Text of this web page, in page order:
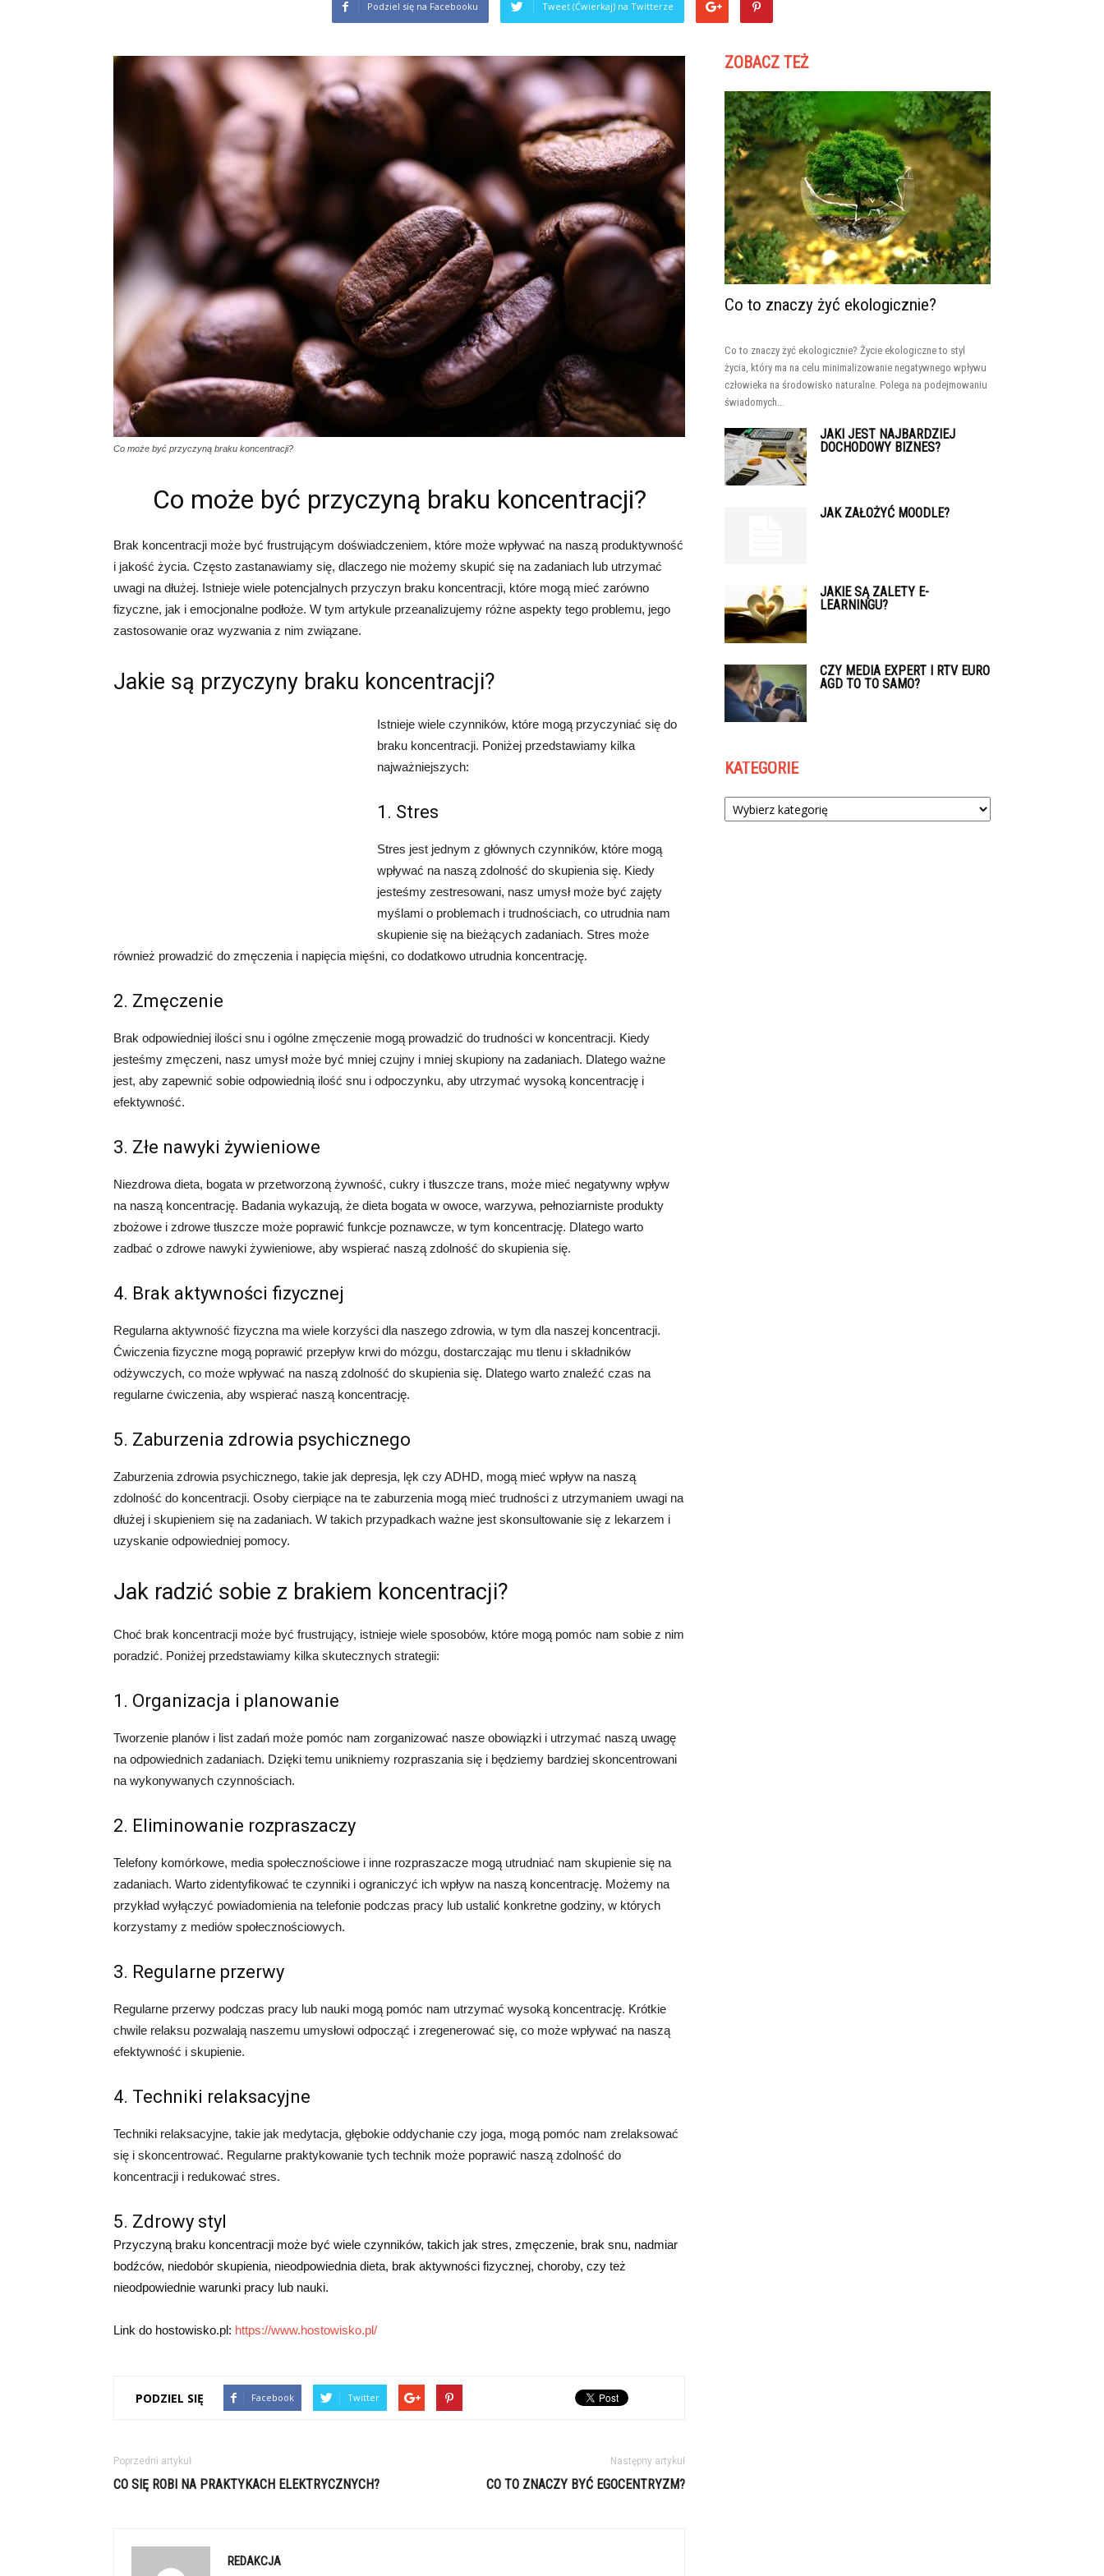
Podziel się na Facebooku Tweet (Ćwierkaj) na Twitterze
Co może być przyczyną braku koncentracji?
Co może być przyczyną braku koncentracji?
Brak koncentracji może być frustrującym doświadczeniem, które może wpływać na naszą produktywność
i jakość życia. Często zastanawiamy się, dlaczego nie możemy skupić się na zadaniach lub utrzymać
uwagi na dłużej. Istnieje wiele potencjalnych przyczyn braku koncentracji, które mogą mieć zarówno
fizyczne, jak i emocjonalne podłoże. W tym artykule przeanalizujemy różne aspekty tego problemu, jego
zastosowanie oraz wyzwania z nim związane.
Jakie są przyczyny braku koncentracji?
Istnieje wiele czynników, które mogą przyczyniać się do
braku koncentracji. Poniżej przedstawiamy kilka
najważniejszych:
1. Stres
Stres jest jednym z głównych czynników, które mogą
wpływać na naszą zdolność do skupienia się. Kiedy
jesteśmy zestresowani, nasz umysł może być zajęty
myślami o problemach i trudnościach, co utrudnia nam
skupienie się na bieżących zadaniach. Stres może
również prowadzić do zmęczenia i napięcia mięśni, co dodatkowo utrudnia koncentrację.
2. Zmęczenie
Brak odpowiedniej ilości snu i ogólne zmęczenie mogą prowadzić do trudności w koncentracji. Kiedy
jesteśmy zmęczeni, nasz umysł może być mniej czujny i mniej skupiony na zadaniach. Dlatego ważne
jest, aby zapewnić sobie odpowiednią ilość snu i odpoczynku, aby utrzymać wysoką koncentrację i
efektywność.
3. Złe nawyki żywieniowe
Niezdrowa dieta, bogata w przetworzoną żywność, cukry i tłuszcze trans, może mieć negatywny wpływ
na naszą koncentrację. Badania wykazują, że dieta bogata w owoce, warzywa, pełnoziarniste produkty
zbożowe i zdrowe tłuszcze może poprawić funkcje poznawcze, w tym koncentrację. Dlatego warto
zadbać o zdrowe nawyki żywieniowe, aby wspierać naszą zdolność do skupienia się.
4. Brak aktywności fizycznej
Regularna aktywność fizyczna ma wiele korzyści dla naszego zdrowia, w tym dla naszej koncentracji.
Ćwiczenia fizyczne mogą poprawić przepływ krwi do mózgu, dostarczając mu tlenu i składników
odżywczych, co może wpływać na naszą zdolność do skupienia się. Dlatego warto znaleźć czas na
regularne ćwiczenia, aby wspierać naszą koncentrację.
5. Zaburzenia zdrowia psychicznego
Zaburzenia zdrowia psychicznego, takie jak depresja, lęk czy ADHD, mogą mieć wpływ na naszą
zdolność do koncentracji. Osoby cierpiące na te zaburzenia mogą mieć trudności z utrzymaniem uwagi na
dłużej i skupieniem się na zadaniach. W takich przypadkach ważne jest skonsultowanie się z lekarzem i
uzyskanie odpowiedniej pomocy.
Jak radzić sobie z brakiem koncentracji?
Choć brak koncentracji może być frustrujący, istnieje wiele sposobów, które mogą pomóc nam sobie z nim
poradzić. Poniżej przedstawiamy kilka skutecznych strategii:
1. Organizacja i planowanie
Tworzenie planów i list zadań może pomóc nam zorganizować nasze obowiązki i utrzymać naszą uwagę
na odpowiednich zadaniach. Dzięki temu unikniemy rozpraszania się i będziemy bardziej skoncentrowani
na wykonywanych czynnościach.
2. Eliminowanie rozpraszaczy
Telefony komórkowe, media społecznościowe i inne rozpraszacze mogą utrudniać nam skupienie się na
zadaniach. Warto zidentyfikować te czynniki i ograniczyć ich wpływ na naszą koncentrację. Możemy na
przykład wyłączyć powiadomienia na telefonie podczas pracy lub ustalić konkretne godziny, w których
korzystamy z mediów społecznościowych.
3. Regularne przerwy
Regularne przerwy podczas pracy lub nauki mogą pomóc nam utrzymać wysoką koncentrację. Krótkie
chwile relaksu pozwalają naszemu umysłowi odpocząć i zregenerować się, co może wpływać na naszą
efektywność i skupienie.
4. Techniki relaksacyjne
Techniki relaksacyjne, takie jak medytacja, głębokie oddychanie czy joga, mogą pomóc nam zrelaksować
się i skoncentrować. Regularne praktykowanie tych technik może poprawić naszą zdolność do
koncentracji i redukować stres.
5. Zdrowy styl
Przyczyną braku koncentracji może być wiele czynników, takich jak stres, zmęczenie, brak snu, nadmiar
bodźców, niedobór skupienia, nieodpowiednia dieta, brak aktywności fizycznej, choroby, czy też
nieodpowiednie warunki pracy lub nauki.
Link do hostowisko.pl: https://www.hostowisko.pl/
PODZIEL SIĘ Facebook Twitter
Poprzedni artykuł
CO SIĘ ROBI NA PRAKTYKACH ELEKTRYCZNYCH?
Następny artykuł
CO TO ZNACZY BYĆ EGOCENTRYZM?
REDAKCJA
ZOBACZ TEŻ
Co to znaczy żyć ekologicznie?
Co to znaczy żyć ekologicznie? Życie ekologiczne to styl
życia, który ma na celu minimalizowanie negatywnego wpływu
człowieka na środowisko naturalne. Polega na podejmowaniu
świadomych...
JAKI JEST NAJBARDZIEJ
DOCHODOWY BIZNES?
JAK ZAŁOŻYĆ MOODLE?
JAKIE SĄ ZALETY E-
LEARNINGU?
CZY MEDIA EXPERT I RTV EURO
AGD TO TO SAMO?
KATEGORIE
Kategorie